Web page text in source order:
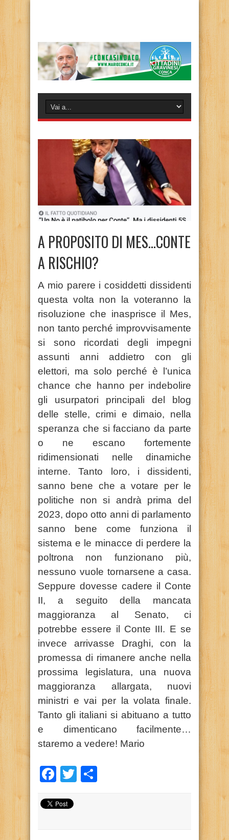
A PROPOSITO DI MES…CONTE
A RISCHIO?
A mio parere i cosiddetti dissidenti
questa volta non la voteranno la
risoluzione che inasprisce il Mes,
non tanto perché improvvisamente
si sono ricordati degli impegni
assunti anni addietro con gli
elettori, ma solo perché è l’unica
chance che hanno per indebolire
gli usurpatori principali del blog
delle stelle, crimi e dimaio, nella
speranza che si facciano da parte
o ne escano fortemente
ridimensionati nelle dinamiche
interne. Tanto loro, i dissidenti,
sanno bene che a votare per le
politiche non si andrà prima del
2023, dopo otto anni di parlamento
sanno bene come funziona il
sistema e le minacce di perdere la
poltrona non funzionano più,
nessuno vuole tornarsene a casa.
Seppure dovesse cadere il Conte
II, a seguito della mancata
maggioranza al Senato, ci
potrebbe essere il Conte III. E se
invece arrivasse Draghi, con la
promessa di rimanere anche nella
prossima legislatura, una nuova
maggioranza allargata, nuovi
ministri e vai per la volata finale.
Tanto gli italiani si abituano a tutto
e dimenticano facilmente…
staremo a vedere! Mario
Facebook
Twitter